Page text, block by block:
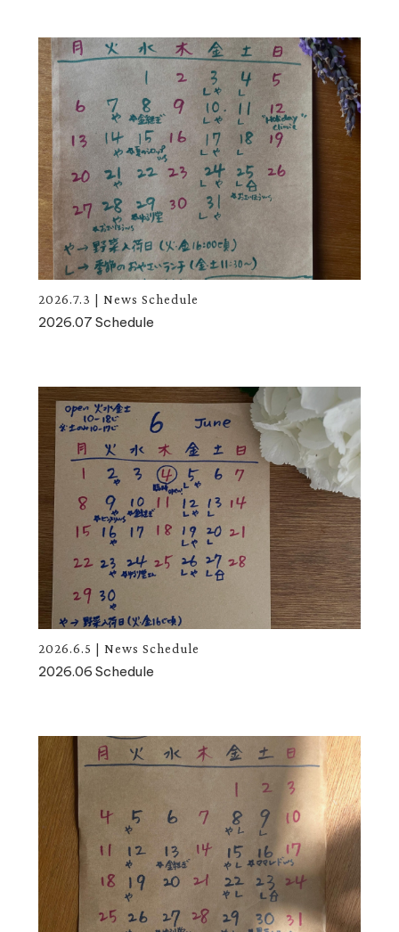
2026.7.3 News Schedule
2026.07 Schedule
2026.6.5 News Schedule
2026.06 Schedule